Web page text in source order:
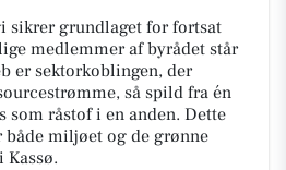
sikrer grundlaget for fortsat
medlemmer af byrådet står
er sektorkoblingen, der
så spild fra én
som råstof i en anden. Dette
miljøet og de grønne
Kassø.